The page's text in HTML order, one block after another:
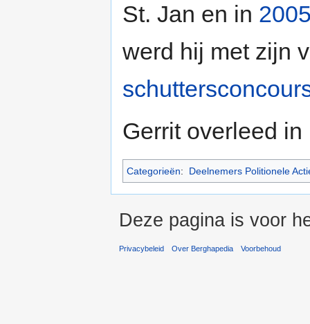
St. Jan en in
werd hij met zijn
Gerrit overleed
Categorieën: Deelnemers Politionele
Deze pagina is voor
Privacybeleid Over Berghapedia Voorbehoud